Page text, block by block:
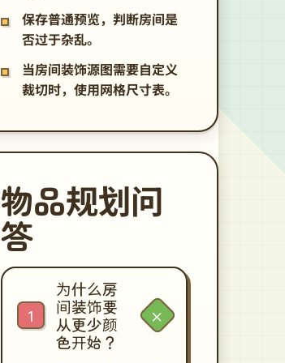
保存普通预览，判断房间是
否过于杂乱。
当房间装饰源图需要自定义
裁切时，使用网格尺寸表。
物品规划问
答
为什么房
间装饰要
从更少颜
色开始？